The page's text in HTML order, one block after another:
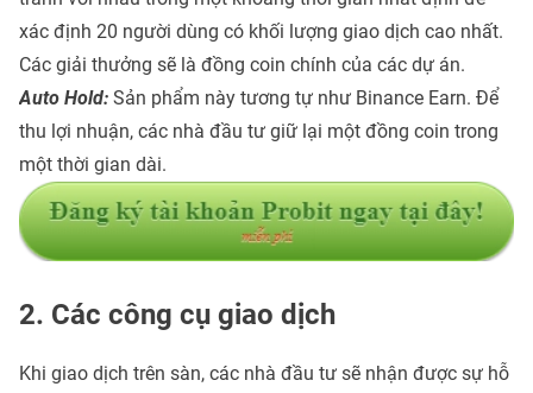
xác định 20 người dùng có khối lượng giao dịch cao nhất.
Các giải thưởng sẽ là đồng coin chính của các dự án.
Auto Hold: Sản phẩm này tương tự như Binance Earn. Để
thu lợi nhuận, các nhà đầu tư giữ lại một đồng coin trong
một thời gian dài.
2. Các công cụ giao dịch
Khi giao dịch trên sàn, các nhà đầu tư sẽ nhận được sự hỗ